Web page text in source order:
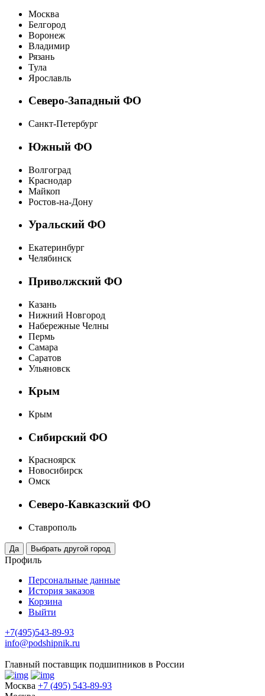
Москва
Белгород
Воронеж
Владимир
Рязань
Тула
Ярославль
Северо-Западный ФО
Санкт-Петербург
Южный ФО
Волгоград
Краснодар
Майкоп
Ростов-на-Дону
Уральский ФО
Екатеринбург
Челябинск
Приволжский ФО
Казань
Нижний Новгород
Набережные Челны
Пермь
Самара
Саратов
Ульяновск
Крым
Крым
Сибирский ФО
Красноярск
Новосибирск
Омск
Северо-Кавказский ФО
Ставрополь
Профиль
Персональные данные
История заказов
Корзина
Выйти
+7(495)543-89-93
info@podshipnik.ru
Главный поставщик подшипников в России
Москва +7 (495) 543-89-93